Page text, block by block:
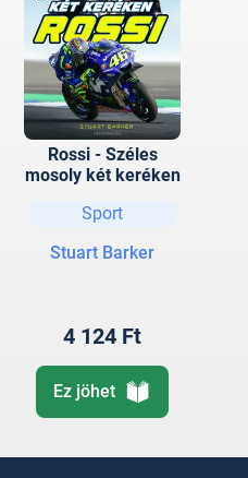
Rossi - Széles
mosoly két keréken
Sport
Stuart Barker
4 124 Ft
Ez jöhet